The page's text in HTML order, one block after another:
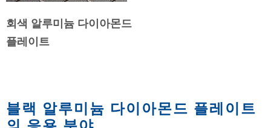
회색 알루미늄 다이아몬드
플레이트
블랙 알루미늄 다이아몬드 플레이트